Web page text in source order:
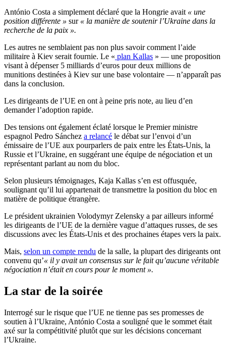
António Costa a simplement déclaré que la Hongrie avait « une
position différente » sur « la manière de soutenir l’Ukraine dans la
recherche de la paix ».
Les autres ne semblaient pas non plus savoir comment l’aide
militaire à Kiev serait fournie. Le « plan Kallas » — une proposition
visant à dépenser 5 milliards d’euros pour deux millions de
munitions destinées à Kiev sur une base volontaire — n’apparaît pas
dans la conclusion.
Les dirigeants de l’UE en ont à peine pris note, au lieu d’en
demander l’adoption rapide.
Des tensions ont également éclaté lorsque le Premier ministre
espagnol Pedro Sánchez a relancé le débat sur l’envoi d’un
émissaire de l’UE aux pourparlers de paix entre les États-Unis, la
Russie et l’Ukraine, en suggérant une équipe de négociation et un
représentant parlant au nom du bloc.
Selon plusieurs témoignages, Kaja Kallas s’en est offusquée,
soulignant qu’il lui appartenait de transmettre la position du bloc en
matière de politique étrangère.
Le président ukrainien Volodymyr Zelensky a par ailleurs informé
les dirigeants de l’UE de la dernière vague d’attaques russes, de ses
discussions avec les États-Unis et des prochaines étapes vers la paix.
Mais, selon un compte rendu de la salle, la plupart des dirigeants ont
convenu qu’« il y avait un consensus sur le fait qu’aucune véritable
négociation n’était en cours pour le moment ».
La star de la soirée
Interrogé sur le risque que l’UE ne tienne pas ses promesses de
soutien à l’Ukraine, António Costa a souligné que le sommet était
axé sur la compétitivité plutôt que sur les décisions concernant
l’Ukraine.